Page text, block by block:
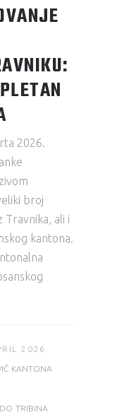
2026.
broj
Travnika, ali i
kantona.
2026.
KANTONA
TRIBINA